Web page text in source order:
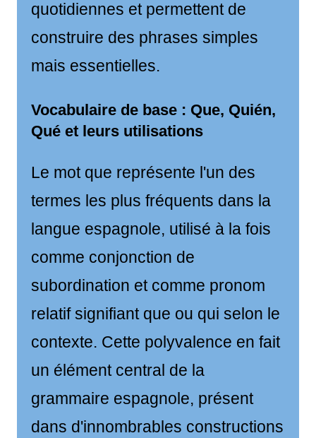
quotidiennes et permettent de
construire des phrases simples
mais essentielles.
Vocabulaire de base : Que, Quién,
Qué et leurs utilisations
Le mot que représente l'un des
termes les plus fréquents dans la
langue espagnole, utilisé à la fois
comme conjonction de
subordination et comme pronom
relatif signifiant que ou qui selon le
contexte. Cette polyvalence en fait
un élément central de la
grammaire espagnole, présent
dans d'innombrables constructions